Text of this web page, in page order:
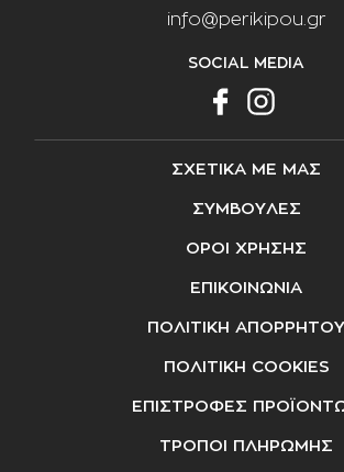
info@perikipou.gr
SOCIAL MEDIA
ΣΧΕΤΙΚΑ ΜΕ ΜΑΣ
ΣΥΜΒΟΥΛΕΣ
ΟΡΟΙ ΧΡΗΣΗΣ
ΕΠΙΚΟΙΝΩΝΙΑ
ΠΟΛΙΤΙΚΗ ΑΠΟΡΡΗΤΟΥ
ΠΟΛΙΤΙΚΗ COOKIES
ΕΠΙΣΤΡΟΦΕΣ
ΤΡΟΠΟΙ ΠΛΗΡΩΜΗΣ